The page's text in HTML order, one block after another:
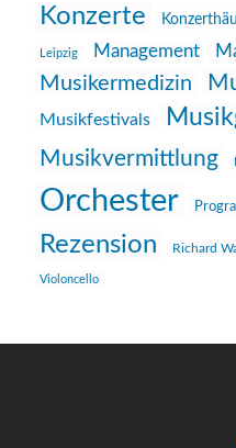
Konzerte
Leipzig Management
Musikermedizin
Musikfestivals
Musikvermittlung
Orchester
Rezension Richard
Violoncello